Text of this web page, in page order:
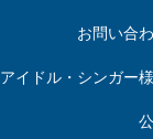
お問い合